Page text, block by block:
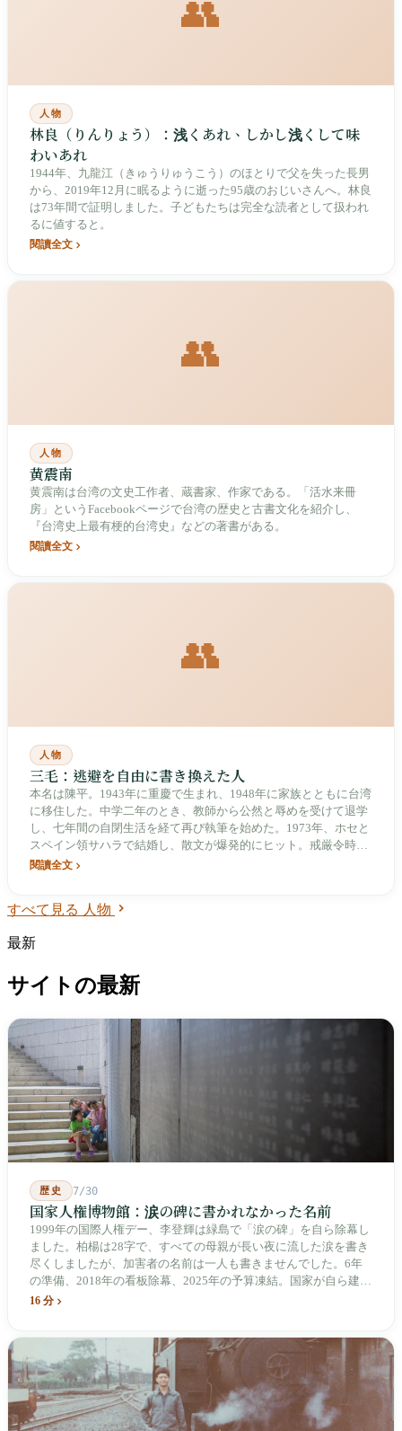
👥
人物
林良（りんりょう）：浅くあれ、しかし浅くして味
わいあれ
1944年、九龍江（きゅうりゅうこう）のほとりで父を失った長男
から、2019年12月に眠るように逝った95歳のおじいさんへ。林良
は73年間で証明しました。子どもたちは完全な読者として扱われ
るに値すると。
閱讀全文
👥
人物
黄震南
黄震南は台湾の文史工作者、蔵書家、作家である。「活水来冊
房」というFacebookページで台湾の歴史と古書文化を紹介し、
『台湾史上最有梗的台湾史』などの著書がある。
閱讀全文
👥
人物
三毛：逃避を自由に書き換えた人
本名は陳平。1943年に重慶で生まれ、1948年に家族とともに台湾
に移住した。中学二年のとき、教師から公然と辱めを受けて退学
し、七年間の自閉生活を経て再び執筆を始めた。1973年、ホセと
スペイン領サハラで結婚し、散文が爆発的にヒット。戒厳令時代
の台湾人が遠い世界を想像する窓となった。1979年、ホセがダイ
年1月4日、台北栄民総病院で自ら命を絶った。享年四十七歳。
閱讀全文
すべて見る 人物
最新
サイトの最新
歴史 7/30
国家人権博物館：涙の碑に書かれなかった名前
1999年の国際人権デー、李登輝は緑島で「涙の碑」を自ら除幕し
ました。柏楊は28字で、すべての母親が長い夜に流した涙を書き
尽くしましたが、加害者の名前は一人も書きませんでした。6年
の準備、2018年の看板除幕、2025年の予算凍結。国家が自ら建
て、自らが行ったことを記念する博物館です。しかし解厳から39
16 分